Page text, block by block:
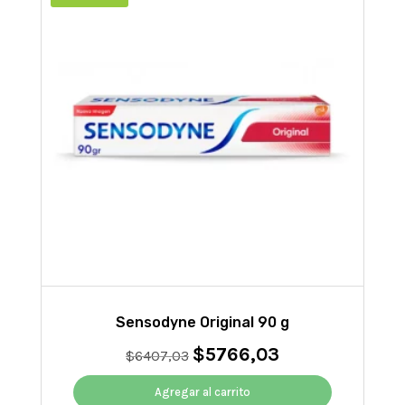
Sensodyne Original 90 g
$6407,03 El
precio
original
$5766,03El
precio
Agregar al carrito